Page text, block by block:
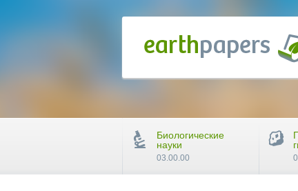
Биологические
науки
03.00.00